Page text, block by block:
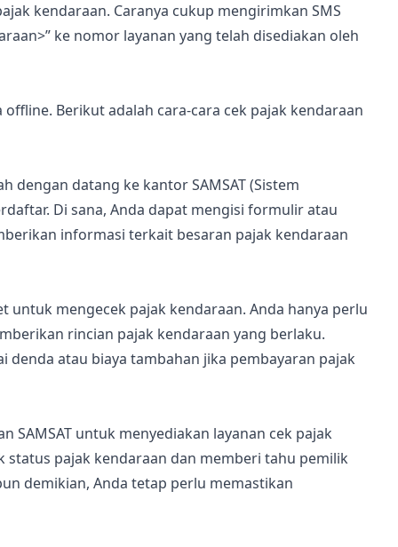
kendaraan. Caranya cukup mengirimkan SMS
ke nomor layanan yang telah disediakan oleh
Berikut adalah cara-cara cek pajak kendaraan
dengan datang ke kantor SAMSAT (Sistem
Di sana, Anda dapat mengisi formulir atau
informasi terkait besaran pajak kendaraan
untuk mengecek pajak kendaraan. Anda hanya perlu
rincian pajak kendaraan yang berlaku.
denda atau biaya tambahan jika pembayaran pajak
SAMSAT untuk menyediakan layanan cek pajak
status pajak kendaraan dan memberi tahu pemilik
demikian, Anda tetap perlu memastikan